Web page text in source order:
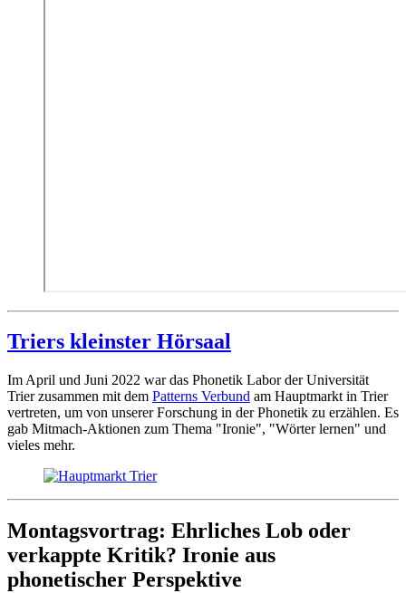
Triers kleinster Hörsaal
Im April und Juni 2022 war das Phonetik Labor der Universität
Trier zusammen mit dem Patterns Verbund am Hauptmarkt in Trier
vertreten, um von unserer Forschung in der Phonetik zu erzählen. Es
gab Mitmach-Aktionen zum Thema "Ironie", "Wörter lernen" und
vieles mehr.
Montagsvortrag: Ehrliches Lob oder
verkappte Kritik? Ironie aus
phonetischer Perspektive